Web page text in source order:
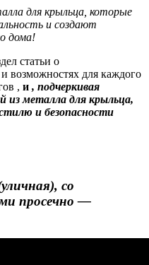
для крыльца, которые
и создают
дома!
статьи о
возможностях для каждого
, и , подчеркивая
из металла для крыльца,
и безопасности
со
просечно —